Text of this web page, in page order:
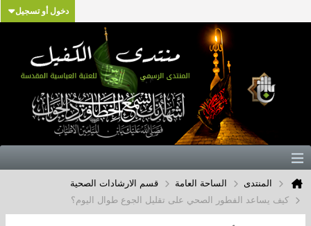
دخول أو تسجيل
المنتدى الساحة العامة
قسم الارشادات الصحية
كيف يساعد الفطور الصحي على تقليل الجوع طوال اليوم؟